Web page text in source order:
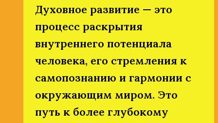
Духовное развитие — это
процесс раскрытия
внутреннего потенциала
человека, его стремления к
самопознанию и гармонии с
окружающим миром. Это
путь к более глубокому